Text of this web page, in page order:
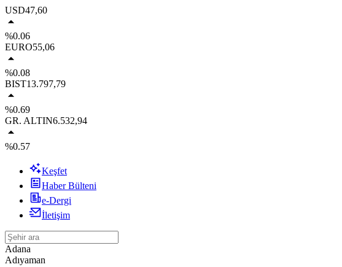
USD47,60
%0.06
EURO55,06
%0.08
BIST13.797,79
%0.69
GR. ALTIN6.532,94
%0.57
Keşfet
Haber Bülteni
e-Dergi
İletişim
Adana
Adıyaman